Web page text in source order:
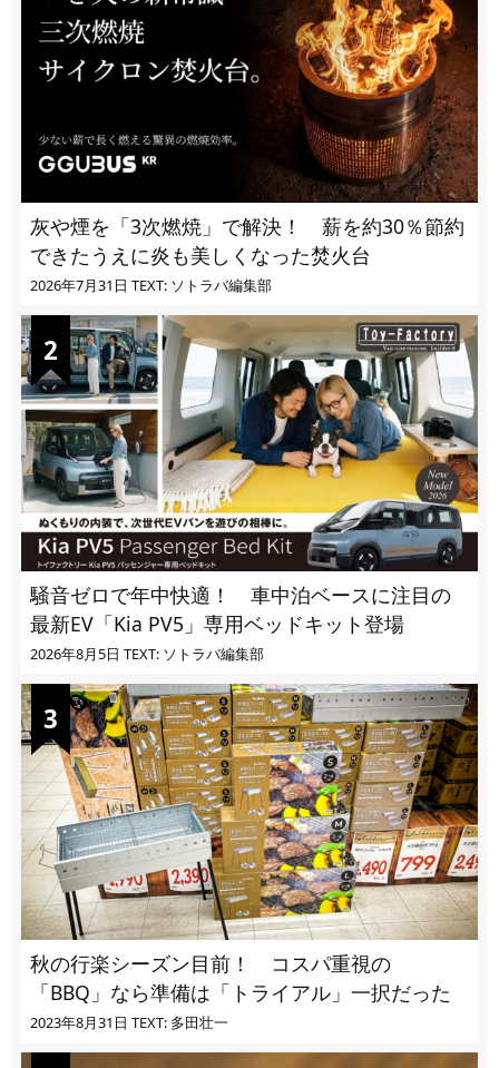
灰や煙を「3次燃焼」で解決！ 薪を約30％節約
できたうえに炎も美しくなった焚火台
2026年7月31日 TEXT: ソトラバ編集部
騒音ゼロで年中快適！ 車中泊ベースに注目の
最新EV「Kia PV5」専用ベッドキット登場
2026年8月5日 TEXT: ソトラバ編集部
秋の行楽シーズン目前！ コスパ重視の
「BBQ」なら準備は「トライアル」一択だった
2023年8月31日 TEXT: 多田壮一